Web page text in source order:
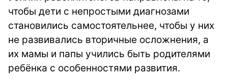
чтобы дети с непростыми диагнозами
становились самостоятельнее, чтобы у них
не развивались вторичные осложнения, а
их мамы и папы учились быть родителями
ребёнка с особенностями развития.